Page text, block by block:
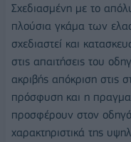
Σχεδιασμένη με το
πλούσια γκάμα των
σχεδιαστεί και
στις απαιτήσεις του
ακριβής απόκριση στις
πρόσφυση και η
προσφέρουν στον
χαρακτηριστικά της